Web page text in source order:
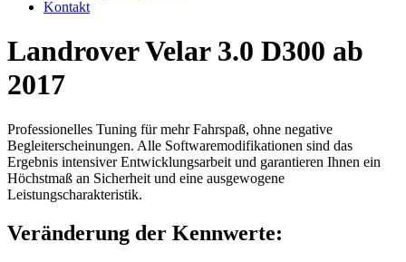
Kontakt
Landrover Velar 3.0 D300 ab
2017
Professionelles Tuning für mehr Fahrspaß, ohne negative
Begleiterscheinungen. Alle Softwaremodifikationen sind das
Ergebnis intensiver Entwicklungsarbeit und garantieren Ihnen ein
Höchstmaß an Sicherheit und eine ausgewogene
Leistungscharakteristik.
Veränderung der Kennwerte: